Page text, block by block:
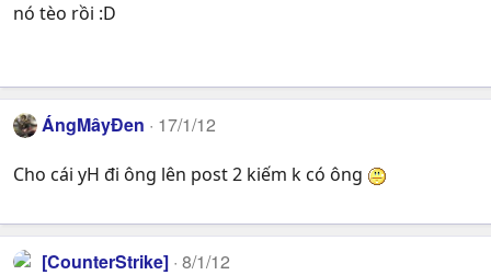
nó tèo rồi :D
ÁngMâyĐen 17/1/12
Cho cái yH đi ông lên post 2 kiếm k có ông
[CounterStrike] 8/1/12